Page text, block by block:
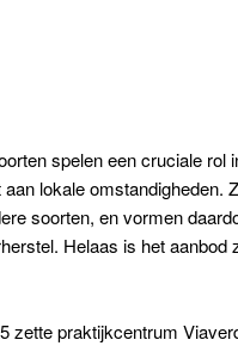
spelen een cruciale rol
lokale omstandigheden.
soorten, en vormen
Helaas is het aanbod
zette praktijkcentrum